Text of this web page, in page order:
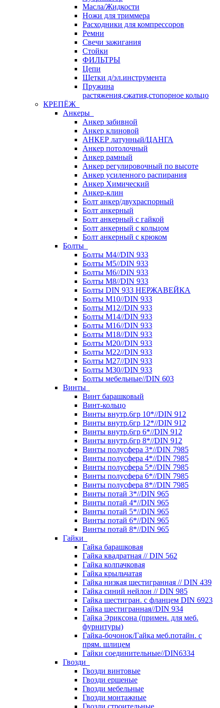
Масла/Жидкости
Ножи для триммера
Расходники для компрессоров
Ремни
Свечи зажигания
Стойки
ФИЛЬТРЫ
Цепи
Щетки д/эл.инструмента
Пружина
растяжения,сжатия,стопорное кольцо
КРЕПЁЖ
Анкеры
Анкер забивной
Анкер клиновой
АНКЕР латунный/ЦАНГА
Анкер потолочный
Анкер рамный
Анкер регулировочный по высоте
Анкер усиленного распирания
Анкер Химический
Анкер-клин
Болт анкер/двухраспорный
Болт анкерный
Болт анкерный с гайкой
Болт анкерный с кольцом
Болт анкерный с крюком
Болты
Болты М4//DIN 933
Болты М5//DIN 933
Болты М6//DIN 933
Болты М8//DIN 933
Болты DIN 933 НЕРЖАВЕЙКА
Болты М10//DIN 933
Болты М12//DIN 933
Болты М14//DIN 933
Болты М16//DIN 933
Болты М18//DIN 933
Болты М20//DIN 933
Болты М22//DIN 933
Болты М27//DIN 933
Болты М30//DIN 933
Болты мебельные//DIN 603
Винты
Винт барашковый
Винт-кольцо
Винты внутр.6гр 10*//DIN 912
Винты внутр.6гр 12*//DIN 912
Винты внутр.6гр 6*//DIN 912
Винты внутр.6гр 8*//DIN 912
Винты полусфера 3*//DIN 7985
Винты полусфера 4*//DIN 7985
Винты полусфера 5*//DIN 7985
Винты полусфера 6*//DIN 7985
Винты полусфера 8*//DIN 7985
Винты потай 3*//DIN 965
Винты потай 4*//DIN 965
Винты потай 5*//DIN 965
Винты потай 6*//DIN 965
Винты потай 8*//DIN 965
Гайки
Гайка барашковая
Гайка квадратная // DIN 562
Гайка колпачковая
Гайка крыльчатая
Гайка низкая шестигранная // DIN 439
Гайка синий нейлон // DIN 985
Гайка шестигран. с фланцем DIN 6923
Гайка шестигранная//DIN 934
Гайка Эриксона (примен. для меб.
фурнитуры)
Гайка-бочонок/Гайка меб.потайн. с
прям. шлицем
Гайки соединительные//DIN6334
Гвозди
Гвозди винтовые
Гвозди ершеные
Гвозди мебельные
Гвозди монтажные
Гвозди строительные